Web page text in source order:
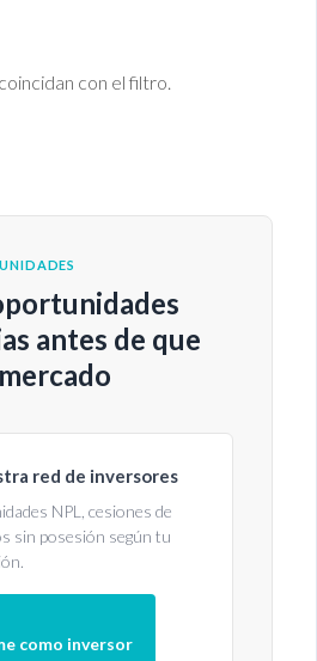
con el filtro.
antes de que
red de inversores
NPL, cesiones de
sin posesión según tu
como inversor